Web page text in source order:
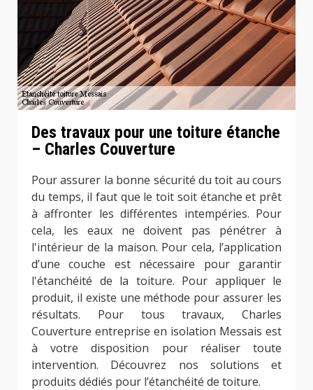
Des travaux pour une toiture étanche
– Charles Couverture
Pour assurer la bonne sécurité du toit au cours
du temps, il faut que le toit soit étanche et prêt
à affronter les différentes intempéries. Pour
cela, les eaux ne doivent pas pénétrer à
l'intérieur de la maison. Pour cela, l’application
d’une couche est nécessaire pour garantir
l'étanchéité de la toiture. Pour appliquer le
produit, il existe une méthode pour assurer les
résultats. Pour tous travaux, Charles
Couverture entreprise en isolation Messais est
à votre disposition pour réaliser toute
intervention. Découvrez nos solutions et
produits dédiés pour l’étanchéité de toiture.